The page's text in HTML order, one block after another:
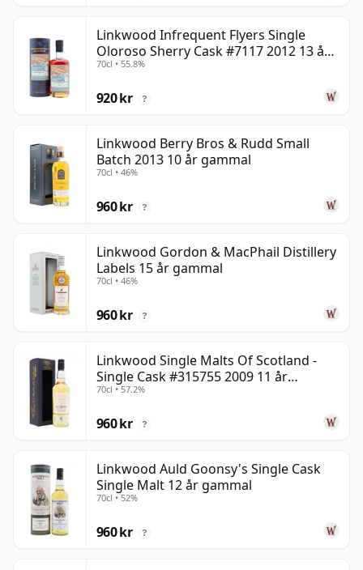
Linkwood Infrequent Flyers Single
Oloroso Sherry Cask #7117 2012 13 år
gammal
70cl • 55.8%
920 kr ?
Linkwood Berry Bros & Rudd Small
Batch 2013 10 år gammal
70cl • 46%
960 kr ?
Linkwood Gordon & MacPhail Distillery
Labels 15 år gammal
70cl • 46%
960 kr ?
Linkwood Single Malts Of Scotland -
Single Cask #315755 2009 11 år
gammal
70cl • 57.2%
960 kr ?
Linkwood Auld Goonsy's Single Cask
Single Malt 12 år gammal
70cl • 52%
960 kr ?